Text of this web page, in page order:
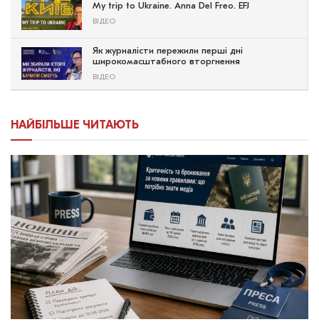
My trip to Ukraine. Anna Del Freo. EFJ
ВІДЕО
Як журналісти пережили перші дні
широкомасштабного вторгнення
ВІДЕО
НАЙБІЛЬШЕ ЧИТАЮТЬ